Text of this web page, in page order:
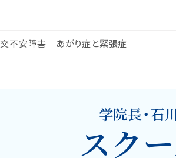
不安障害 あがり症と緊張症
学院長・石
スク